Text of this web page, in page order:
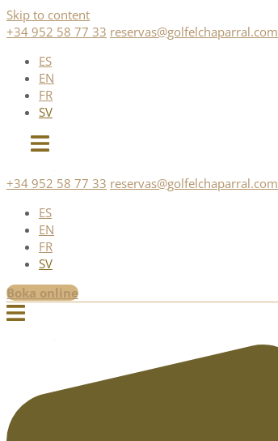
Skip to content
+34 952 58 77 33 reservas@golfelchaparral.com
ES
EN
FR
SV
+34 952 58 77 33 reservas@golfelchaparral.com
ES
EN
FR
SV
Boka online